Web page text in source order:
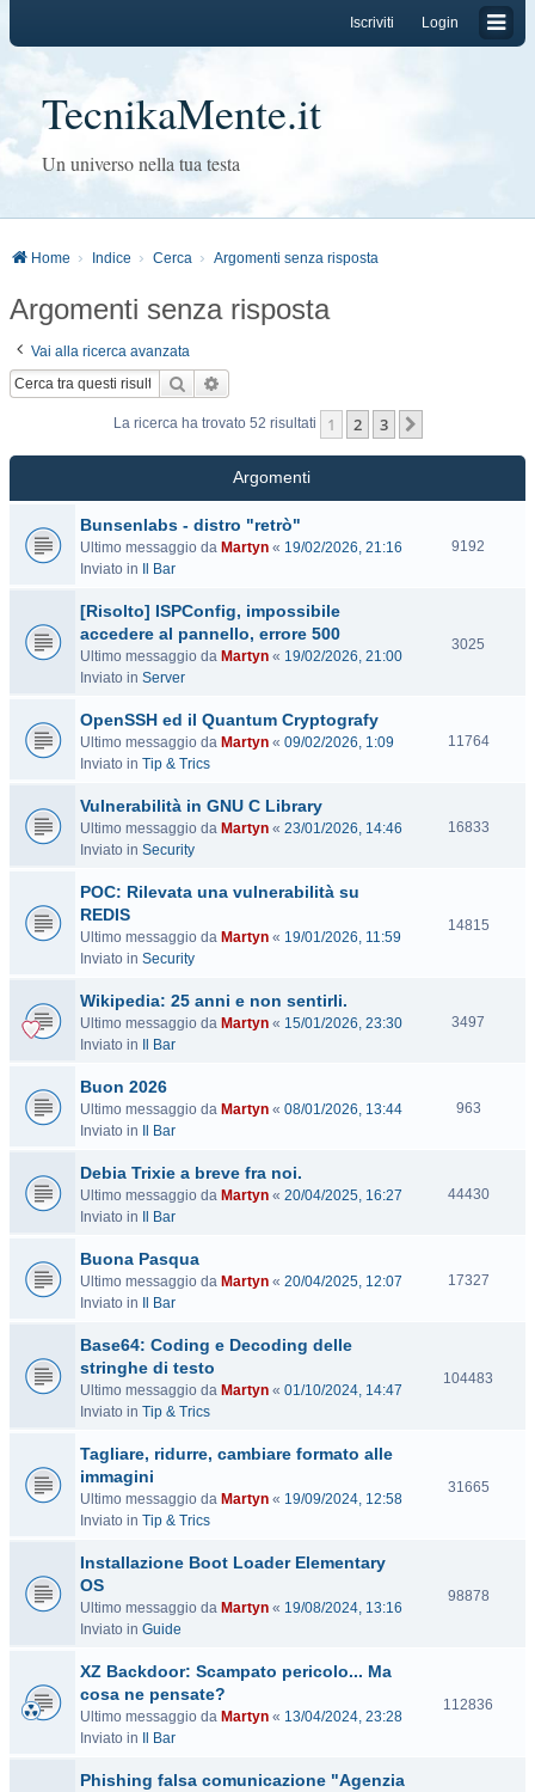
Login
Iscriviti
TecnikaMente.it
Un universo nella tua testa
Home Indice Cerca Argomenti senza risposta
Argomenti senza risposta
Vai alla ricerca avanzata
Cerca
La ricerca ha trovato 52 risultati 1 2 3
Argomenti
Bunsenlabs - distro "retrò"
Ultimo messaggio da Martyn « 19/02/2026, 21:16
Inviato in
Il Bar
9192
[Risolto] ISPConfig, impossibile
accedere al pannello, errore 500
Ultimo messaggio da Martyn « 19/02/2026, 21:00
Inviato in Server
3025
e
OpenSSH ed il Quantum Cryptografy
Ultimo messaggio da Martyn « 09/02/2026, 1:09
Inviato in Tip & Trics
11764V
t
Vulnerabilità in GNU C Library
Ultimo messaggio da Martyn « 23/01/2026, 14:46
Inviato in Security
16833V
e
POC: Rilevata una vulnerabilità su
REDIS
Ultimo messaggio da Martyn « 19/01/2026, 11:59
Inviato in Security
14815V
Wikipedia: 25 anni e non sentirli.
Ultimo messaggio da Martyn « 15/01/2026, 23:30
Inviato in
Il Bar
3497
Buon 2026
Ultimo messaggio da Martyn « 08/01/2026, 13:44
Inviato in
Il Bar
963V
t
Debia Trixie a breve fra noi.
Ultimo messaggio da Martyn « 20/04/2025, 16:27
Inviato in
Il Bar
44430V
t
Buona Pasqua
Ultimo messaggio da Martyn « 20/04/2025, 12:07
Inviato in
Il Bar
17327V
e
Base64: Coding e Decoding delle
stringhe di testo
Ultimo messaggio da Martyn « 01/10/2024, 14:47
Inviato in Tip & Trics
104483
Tagliare, ridurre, cambiare formato alle
immagini
Ultimo messaggio da Martyn « 19/09/2024, 12:58
Inviato in Tip & Trics
31665V
e
Installazione Boot Loader Elementary
OS
Ultimo messaggio da Martyn « 19/08/2024, 13:16
Inviato in Guide
98878V
e
XZ Backdoor: Scampato pericolo... Ma
cosa ne pensate?
Ultimo messaggio da Martyn « 13/04/2024, 23:28
Inviato in
Il Bar
112836
Phishing falsa comunicazione "Agenzia